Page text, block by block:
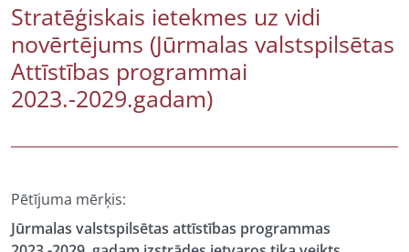
Stratēģiskais ietekmes uz vidi
novērtējums (Jūrmalas valstspilsētas
Attīstības programmai
2023.-2029.gadam)
Pētījuma mērķis:
Jūrmalas valstspilsētas attīstības programmas